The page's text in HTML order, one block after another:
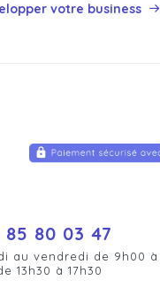
votre business
85 80 03 47
au vendredi de 9h00 à
13h30 à 17h30